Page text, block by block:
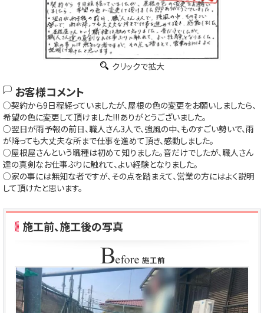
クリックで拡大
お客様コメント
○契約から9日程経っていましたが、屋根の色の変更をお願いしましたら、
希望の色に変更して頂けました!!!ありがとうございました。
○翌日が雨予報の前日、職人さん3人で、強風の中、ものすごい勢いで、雨
が降っても大丈夫な所まで仕事を進めて頂き、感動しました。
○屋根屋さんという職種は初めて知りました。音だけでしたが、職人さん
達の真剣なお仕事ぶりに触れて、よい経験となりました。
○家の事には無知な者ですが、その点を踏まえて、営業の方にはよく説明
して頂けたと思います。
施工前、施工後の写真